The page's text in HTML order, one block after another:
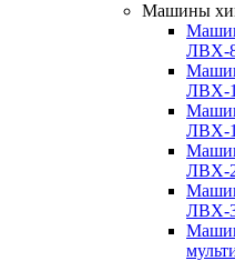
Машины
ЛВХ-
ЛВХ-
ЛВХ-
ЛВХ-
ЛВХ-